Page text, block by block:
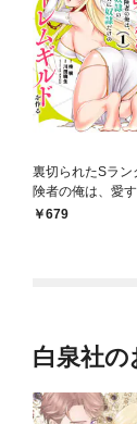
裏切られたSラン
険者の俺は、愛す
隷の彼女らと共に
679
白泉社